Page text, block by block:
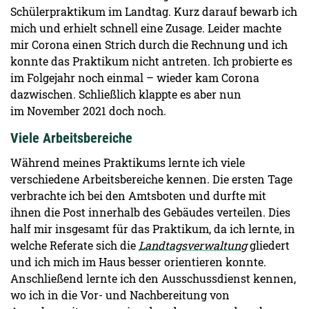
Schülerpraktikum im Landtag. Kurz darauf bewarb ich
mich und erhielt schnell eine Zusage. Leider machte
mir Corona einen Strich durch die Rechnung und ich
konnte das Praktikum nicht antreten. Ich probierte es
im Folgejahr noch einmal – wieder kam Corona
dazwischen. Schließlich klappte es aber nun
im November 2021 doch noch.
Viele Arbeitsbereiche
Während meines Praktikums lernte ich viele
verschiedene Arbeitsbereiche kennen. Die ersten Tage
verbrachte ich bei den Amtsboten und durfte mit
ihnen die Post innerhalb des Gebäudes verteilen. Dies
half mir insgesamt für das Praktikum, da ich lernte, in
welche Referate sich die Landtagsverwaltunggliedert
und ich mich im Haus besser orientieren konnte.
Anschließend lernte ich den Ausschussdienst kennen,
wo ich in die Vor- und Nachbereitung von